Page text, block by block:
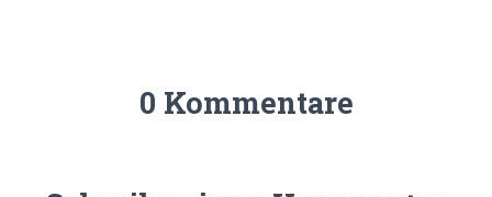
0 Kommentare